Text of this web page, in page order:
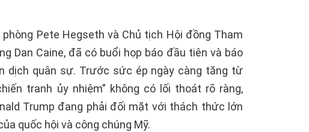
phòng Pete Hegseth và Chủ tịch Hội đồng Tham
Dan Caine, đã có buổi họp báo đầu tiên và báo
dịch quân sự. Trước sức ép ngày càng tăng từ
tranh ủy nhiệm” không có lối thoát rõ ràng,
Trump đang phải đối mặt với thách thức lớn
quốc hội và công chúng Mỹ.